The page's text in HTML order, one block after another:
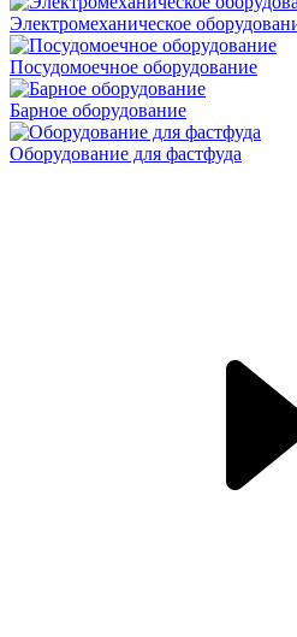
Электромеханическое
Посудомоечное оборудование
Барное оборудование
Оборудование для фастфуда